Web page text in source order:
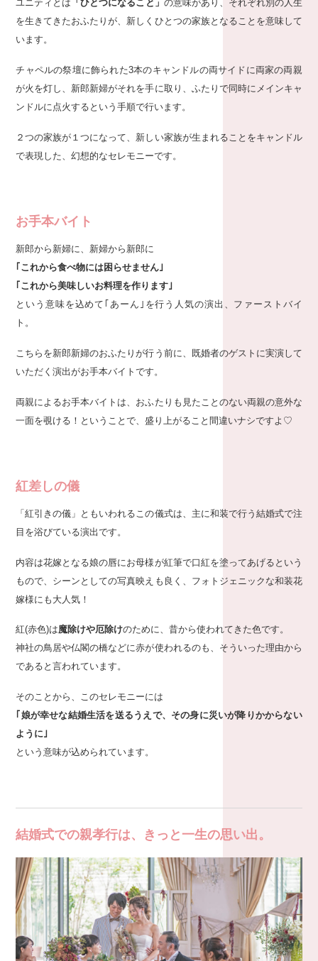
ユニティとは 「ひとつになること」 の意味があり、それぞれ別の人生
を生きてきたおふたりが、新しくひとつの家族となることを意味して
います。
チャペルの祭壇に飾られた3本のキャンドルの両サイドに両家の両親
が火を灯し、新郎新婦がそれを手に取り、ふたりで同時にメインキャ
ンドルに点火するという手順で行います。
２つの家族が１つになって、新しい家族が生まれることをキャンドル
で表現した、幻想的なセレモニーです。
お手本バイト
新郎から新婦に、新婦から新郎に
｢これから食べ物には困らせません｣
｢これから美味しいお料理を作ります｣
という意味を込めて｢あーん｣を行う人気の演出、ファーストバイ
ト。
こちらを新郎新婦のおふたりが行う前に、既婚者のゲストに実演して
いただく演出がお手本バイトです。
両親によるお手本バイトは、おふたりも見たことのない両親の意外な
一面を覗ける！ということで、盛り上がること間違いナシですよ♡
紅差しの儀
「紅引きの儀」ともいわれるこの儀式は、主に和装で行う結婚式で注
目を浴びている演出です。
内容は花嫁となる娘の唇にお母様が紅筆で口紅を塗ってあげるという
もので、シーンとしての写真映えも良く、フォトジェニックな和装花
嫁様にも大人気！
紅(赤色)は魔除けや厄除けのために、昔から使われてきた色です。
神社の鳥居や仏閣の橋などに赤が使われるのも、そういった理由から
であると言われています。
そのことから、このセレモニーには
｢娘が幸せな結婚生活を送るうえで、その身に災いが降りかからない
ように｣
という意味が込められています。
結婚式での親孝行は、きっと一生の思い出。